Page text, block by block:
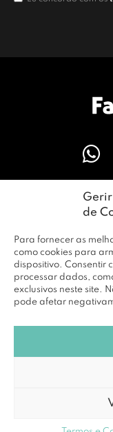
de
Para fornecer as
como cookies para
dispositivo. Consentir
processar dados,
exclusivos neste site.
pode afetar
© Copyright 2026